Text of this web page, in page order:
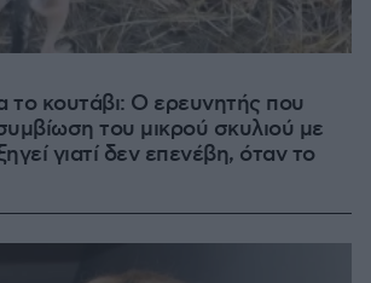
το κουτάβι: Ο ερευνητής που
του μικρού σκυλιού με
γιατί δεν επενέβη, όταν το